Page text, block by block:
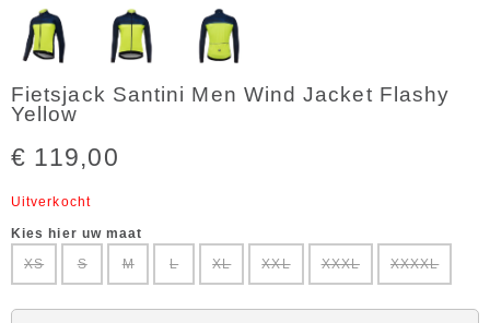
Fietsjack Santini Men Wind Jacket Flashy
Yellow
€ 119,00
Uitverkocht
Kies hier uw maat
XS
S M L XL XXL XXXL XXXXL